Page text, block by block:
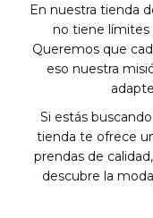
En nuestra tienda
no tiene límites
Queremos que
eso nuestra
Si estás
tienda te ofrece
prendas de
descubre la